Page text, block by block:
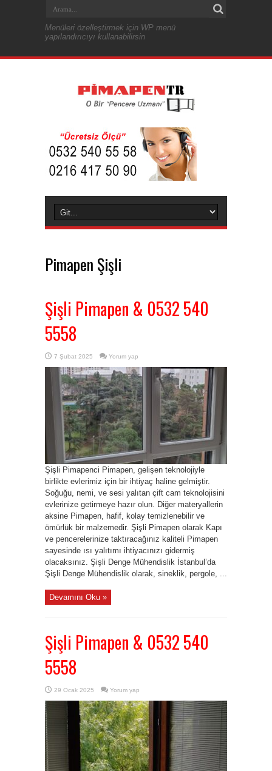
Menüleri özelleştirmek için WP menü
yapılandırıcıyı kullanabilirsin
Pimapen Şişli
Şişli Pimapen & 0532 540
5558
7 Şubat 2025 Yorum yap
Şişli Pimapenci Pimapen, gelişen teknolojiyle
birlikte evlerimiz için bir ihtiyaç haline gelmiştir.
Soğuğu, nemi, ve sesi yalıtan çift cam teknolojisini
evlerinize getirmeye hazır olun. Diğer materyallerin
aksine Pimapen, hafif, kolay temizlenebilir ve
ömürlük bir malzemedir. Şişli Pimapen olarak Kapı
ve pencerelerinize taktıracağınız kaliteli Pimapen
sayesinde ısı yalıtımı ihtiyacınızı gidermiş
olacaksınız. Şişli Denge Mühendislik İstanbul’da
Şişli Denge Mühendislik olarak, sineklik, pergole, ...
Devamını Oku »
Şişli Pimapen & 0532 540
5558
29 Ocak 2025 Yorum yap